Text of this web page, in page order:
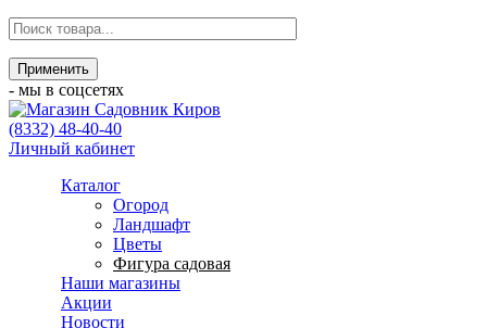
- мы в соцсетях
(8332) 48-40-40
Личный кабинет
Каталог
Огород
Ландшафт
Цветы
Фигура садовая
Наши магазины
Акции
Новости